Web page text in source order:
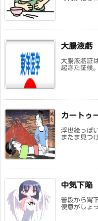
大腸液虧
大腸液虧証
起きた証候
カートゥ
浮世絵っぽ
またま見つ
中気下陥
普段から胃
便意がしょ